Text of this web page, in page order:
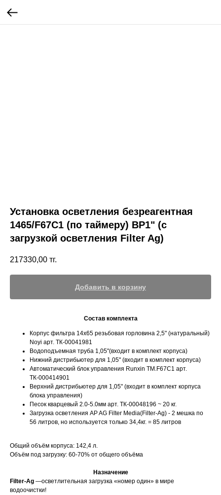
Установка осветления безреагентная
1465/F67C1 (по таймеру) ВР1" (с
загрузкой осветления Filter Ag)
217330,00 тг.
Добавить в корзину
Состав комплекта
Корпус фильтра 14х65 резьбовая горловина 2,5" (натуральный)
Noyi арт. ТК-00041981
Водоподъемная труба 1,05"(входит в комплект корпуса)
Нижний дистрибьютер для 1,05" (входит в комплект корпуса)
Автоматический блок управления Runxin TM.F67C1 арт.
ТК-000414901
Верхний дистрибьютер для 1,05" (входит в комплект корпуса
блока управления)
Песок кварцевый 2.0-5.0мм арт. ТК-00048196 ~ 20 кг.
Загрузка осветления AP AG Filter Media(Filter-Ag) - 2 мешка по
56 литров, но используется только 34,4кг. = 85 литров
Общий объём корпуса: 142,4 л.
Объём под загрузку: 60-70% от общего объёма
Назначение
Filter-Ag —осветлительная загрузка «номер один» в мире
водоочистки!